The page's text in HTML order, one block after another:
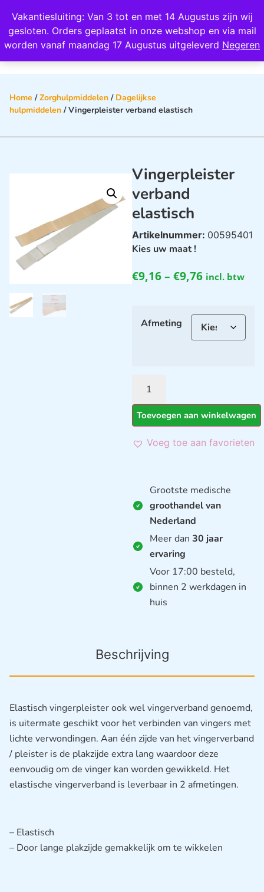
Vakantiesluiting: Van 3 tot en met 14 Augustus zijn wij
gesloten. Orders geplaatst in onze webshop en via mail
worden vanaf maandag 17 Augustus uitgeleverd Negeren
Wij scoren een 4,8 op Google
Home /Zorghulpmiddelen / Dagelijkse
hulpmiddelen / Vingerpleister verband elastisch
Vingerpleister
verband
elastisch
Artikelnummer: 00595401
Kies uw maat !
€9,16– €9,76 incl. btw
Afmeting
Toevoegen aan winkelwagen
Voeg toe aan favorieten
Grootste medische
groothandel van
Nederland
Meer dan 30 jaar
ervaring
Voor 17:00 besteld,
binnen 2 werkdagen in
huis
Beschrijving
Elastisch vingerpleister ook wel vingerverband genoemd,
is uitermate geschikt voor het verbinden van vingers met
lichte verwondingen. Aan één zijde van het vingerverband
/ pleister is de plakzijde extra lang waardoor deze
eenvoudig om de vinger kan worden gewikkeld. Het
elastische vingerverband is leverbaar in 2 afmetingen.
– Elastisch
– Door lange plakzijde gemakkelijk om te wikkelen